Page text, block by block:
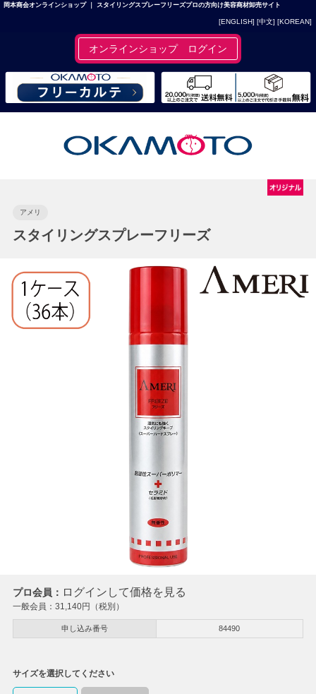
岡本商会オンラインショップ ｜ スタイリングスプレーフリーズプロの方向け美容商材卸売サイト
[ENGLISH] [中文] [KOREAN]
オンラインショップ ログイン
アメリ
スタイリングスプレーフリーズ
プロ会員： ログインして価格を見る
一般会員： 31,140円（税別）
申し込み番号 84490
サイズを選択してください